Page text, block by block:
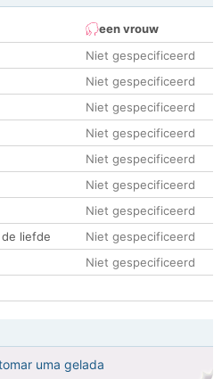
een vrouw
Niet gespecificeerd
Niet gespecificeerd
Niet gespecificeerd
Niet gespecificeerd
Niet gespecificeerd
Niet gespecificeerd
Niet gespecificeerd
liefde
Niet gespecificeerd
Niet gespecificeerd
uma gelada